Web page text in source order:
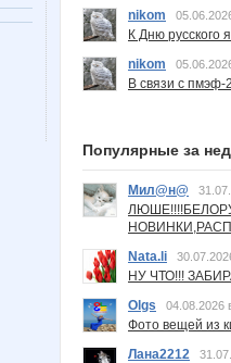
nikom
К Дню русского
nikom
В связи с пмэф-
Популярные за
Мил@н@
Nata.li
НУ ЧТО!!!
Olgs
04.08.2026
Фото вещей из
Лана2212